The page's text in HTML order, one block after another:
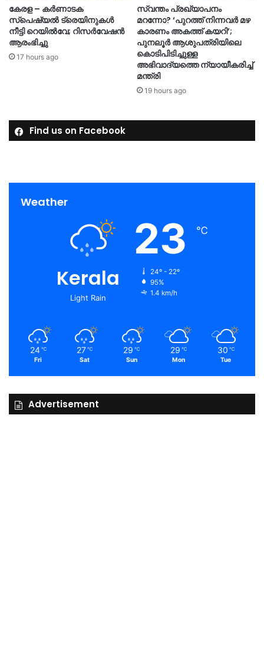
കേരള – കർണാടക
സ്പെഷ്യൽ ട്രെയിനുകൾ
നീട്ടി റെയിൽവേ; റിസർവേഷൻ
ആരംഭിച്ചു
17 hours ago
സ്വന്തം പ്രഖ്യാപനം
മറന്നോ? ‘പുറത്ത് നിന്നവർ മഴ
കാരണം അകത്ത് കയറി’;
പുനലൂർ ആശുപത്രിയിലെ
കൊടിപിടിച്ചുള്ള
അഭിവാദ്യത്തെ ന്യായീകരിച്ച്
മന്ത്രി
19 hours ago
Find us on Facebook
Weather
Kerala
Light Rain
23 ℃
24º - 22º
95%
1.4 km/h
24 ℃
Fri
27 ℃
Sat
29 ℃
Sun
29 ℃
Mon
30 ℃
Tue
Advertisement